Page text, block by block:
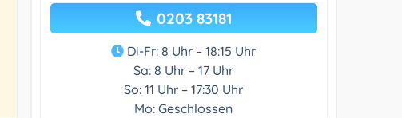
0203 83181
Di-Fr: 8 Uhr – 18:15 Uhr
Sa: 8 Uhr – 17 Uhr
So: 11 Uhr – 17:30 Uhr
Mo: Geschlossen